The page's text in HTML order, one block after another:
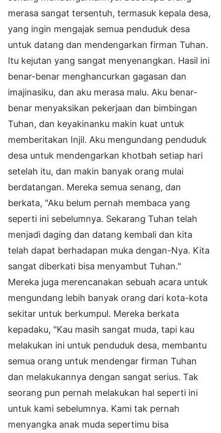
merasa sangat tersentuh, termasuk kepala desa,
yang ingin mengajak semua penduduk desa
untuk datang dan mendengarkan firman Tuhan.
Itu kejutan yang sangat menyenangkan. Hasil ini
benar-benar menghancurkan gagasan dan
imajinasiku, dan aku merasa malu. Aku benar-
benar menyaksikan pekerjaan dan bimbingan
Tuhan, dan keyakinanku makin kuat untuk
memberitakan Injil. Aku mengundang penduduk
desa untuk mendengarkan khotbah setiap hari
setelah itu, dan makin banyak orang mulai
berdatangan. Mereka semua senang, dan
berkata, "Aku belum pernah membaca yang
seperti ini sebelumnya. Sekarang Tuhan telah
menjadi daging dan datang kembali dan kita
telah dapat berhadapan muka dengan-Nya. Kita
sangat diberkati bisa menyambut Tuhan."
Mereka juga merencanakan sebuah acara untuk
mengundang lebih banyak orang dari kota-kota
sekitar untuk berkumpul. Mereka berkata
kepadaku, "Kau masih sangat muda, tapi kau
melakukan ini untuk penduduk desa, membantu
semua orang untuk mendengar firman Tuhan
dan melakukannya dengan sangat serius. Tak
seorang pun pernah melakukan hal seperti ini
untuk kami sebelumnya. Kami tak pernah
menyangka anak muda sepertimu bisa